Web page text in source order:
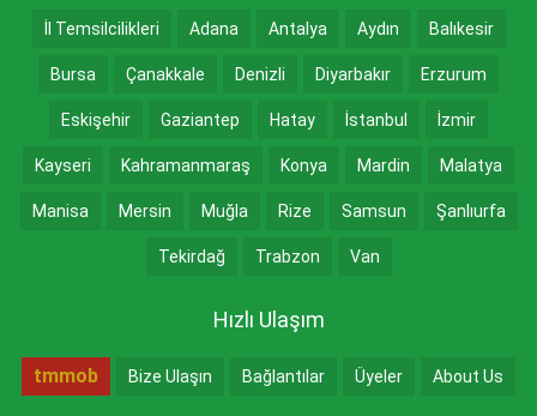
İl Temsilcilikleri Adana Antalya Aydın Balıkesir
Bursa Çanakkale Denizli Diyarbakır Erzurum
Eskişehir Gaziantep Hatay İstanbul İzmir
Kayseri Kahramanmaraş Konya Mardin Malatya
Manisa Mersin Muğla Rize Samsun Şanlıurfa
Tekirdağ Trabzon Van
Hızlı Ulaşım
tmmob Bize Ulaşın Bağlantılar Üyeler About Us